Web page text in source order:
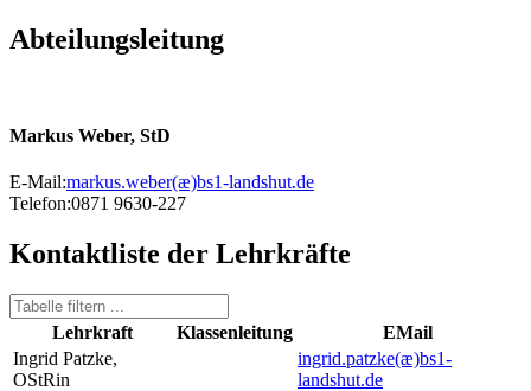
Abteilungsleitung
Markus Weber, StD
E-Mail:markus.weber(æ)bs1-landshut.de
Telefon:0871 9630-227
Kontaktliste der Lehrkräfte
Lehrkraft Klassenleitung
EMail
Ingrid Patzke,
OStRin
ingrid.patzke(æ)bs1-
landshut.de